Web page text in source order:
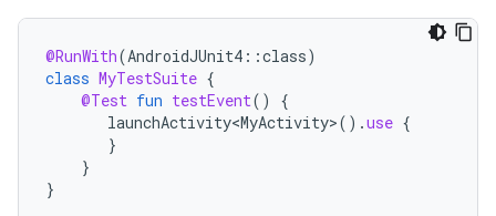
@RunWith(AndroidJUnit4 ::class)
class MyTestSuite {
@Test fun testEvent()
{
launchActivity<MyActivity>().use {
}
}
}